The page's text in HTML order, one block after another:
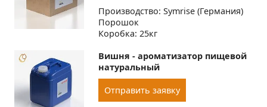
Производство: Symrise (Германия)
Порошок
Коробка: 25кг
Вишня - ароматизатор пищевой
натуральный
Отправить заявку